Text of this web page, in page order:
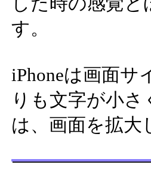
す。
iPhoneは画面
りも文字が小
は、画面を拡大